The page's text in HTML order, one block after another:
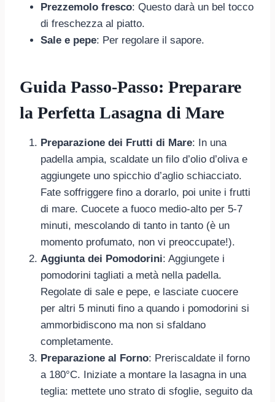
Prezzemolo fresco: Questo darà un bel tocco
di freschezza al piatto.
Sale e pepe: Per regolare il sapore.
Guida Passo-Passo: Preparare
la Perfetta Lasagna di Mare
Preparazione dei Frutti di Mare: In una
padella ampia, scaldate un filo d’olio d’oliva e
aggiungete uno spicchio d’aglio schiacciato.
Fate soffriggere fino a dorarlo, poi unite i frutti
di mare. Cuocete a fuoco medio-alto per 5-7
minuti, mescolando di tanto in tanto (è un
momento profumato, non vi preoccupate!).
Aggiunta dei Pomodorini: Aggiungete i
pomodorini tagliati a metà nella padella.
Regolate di sale e pepe, e lasciate cuocere
per altri 5 minuti fino a quando i pomodorini si
ammorbidiscono ma non si sfaldano
completamente.
Preparazione al Forno: Preriscaldate il forno
a 180°C. Iniziate a montare la lasagna in una
teglia: mettete uno strato di sfoglie, seguito da